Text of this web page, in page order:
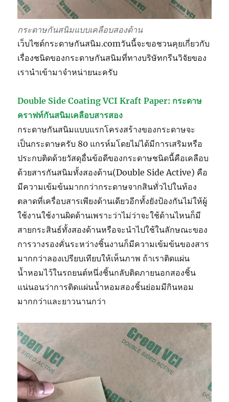
กระดาษกันสนิมแบบเคลือบสองด้าน
เว็บไซต์กระดาษกันสนิม.comวันนี้จะขอชวนคุยเกี่ยวกับ
เรื่องชนิดของกระดาษกันสนิมที่ทางบริษัทกรีนวิจัยของ
เรานำเข้ามาจำหน่ายนะครับ
Double Side Coating VCI Kraft Paper: กระดาษ
คราฟท์กันสนิมเคลือบสารสอง
กระดาษกันสนิมแบบแรกโครงสร้างของกระดาษจะ
เป็นกระดาษครับ 80 แกรห์มโดยไม่ได้มีการเสริมหรือ
ประกบติดด้วยวัสดุอื่นข้อดีของกระดาษชนิดนี้คือเคลือบ
ด้วยสารกันสนิมทั้งสองด้าน(Double Side Active) คือ
มีความเข้มข้นมากกว่ากระดาษจากสินทั่วไปในท้อง
ตลาดที่เครื่อบสารเพียงด้านเดียวอีกทั้งยังป้องกันไม่ให้ผู้
ใช้งานใช้งานผิดด้านเพราะว่าไม่ว่าจะใช้ด้านไหนก็มี
สายกระสินธ์ทั้งสองด้านหรือจะนำไปใช้ในลักษณะของ
การวางรองคั่นระหว่างชิ้นงานก็มีความเข้มข้นของสาร
มากกว่าลองเปรียบเทียบให้เห็นภาพ ถ้าเราติดแผ่น
น้ำหอมไว้ในรถยนต์หนึ่งชิ้นกลับติดภายนอกสองชิ้น
แน่นอนว่าการติดแผ่นน้ำหอมสองชิ้นย่อมมีกินหอม
มากกว่าและยาวนานกว่า